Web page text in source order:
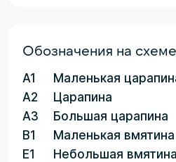
Обозначения на схеме
A1
Маленькая
A2
Царапина
A3
Большая царапина
B1
Маленькая
E1
Небольшая вмятина